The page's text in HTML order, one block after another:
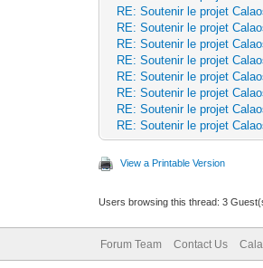
RE: Soutenir le projet
RE: Soutenir le projet
RE: Soutenir le projet
RE: Soutenir le projet
RE: Soutenir le projet
RE: Soutenir le projet
RE: Soutenir le projet
RE: Soutenir le projet
View a Printable Version
Users browsing this thread: 3
Forum Team Contact Us